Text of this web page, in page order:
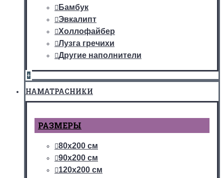
Бамбук
Эвкалипт
Холлофайбер
Лузга гречихи
Другие наполнители
+
НАМАТРАСНИКИ
РАЗМЕРЫ
80х200 см
90х200 см
120х200 см